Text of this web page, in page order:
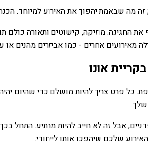
זה מה שבאמת יהפוך את האירוע
החגיגה. מוזיקה, קישוטים ותאורה
מאירועים אחרים - כמו אביזרים מהנים או
אונו
כל פרט צריך להיות מושלם כדי
אבל זה לא חייב להיות מרתיע.
שלכם שיהפכו אותו לייחודי.